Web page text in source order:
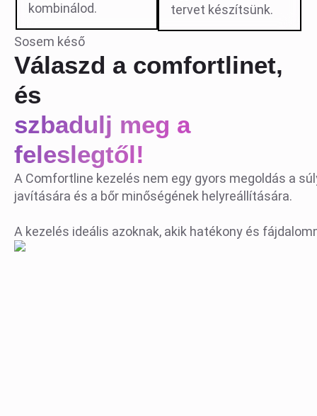
kombinálod.
tervet készítsünk.
Sosem késő
Válaszd a comfortlinet,
és
szbadulj meg a
feleslegtől!
A Comfortline kezelés nem egy gyors megoldás a
javítására és a bőr minőségének helyreállítására.
A kezelés ideális azoknak, akik hatékony és